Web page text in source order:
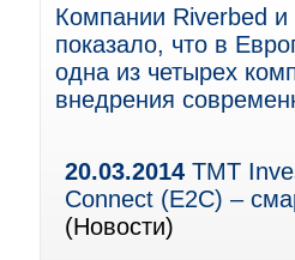
Компании Riverbed и
показало, что в
одна из четырех
внедрения
20.03.2014 ТМТ
Connect (Е2С) –
(Новости)